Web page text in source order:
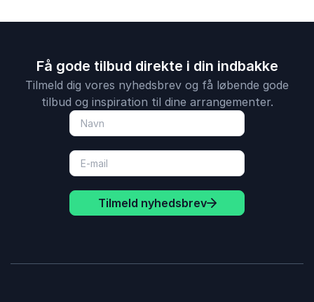
Få gode tilbud direkte i din indbakke
Tilmeld dig vores nyhedsbrev og få løbende gode
tilbud og inspiration til dine arrangementer.
Tilmeld nyhedsbrev